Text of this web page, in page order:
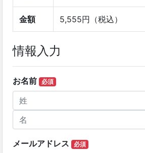
金額 5,555円（税込）
情報入力
お名前 必須
メールアドレス 必須